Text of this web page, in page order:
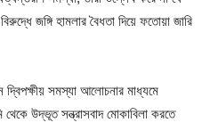
জঙ্গি হামলার বৈধতা দিয়ে ফতোয়া জারি
দ্বিপক্ষীয় সমস্যা আলোচনার মাধ্যমে
উদ্ভূত সন্ত্রাসবাদ মোকাবিলা করতে